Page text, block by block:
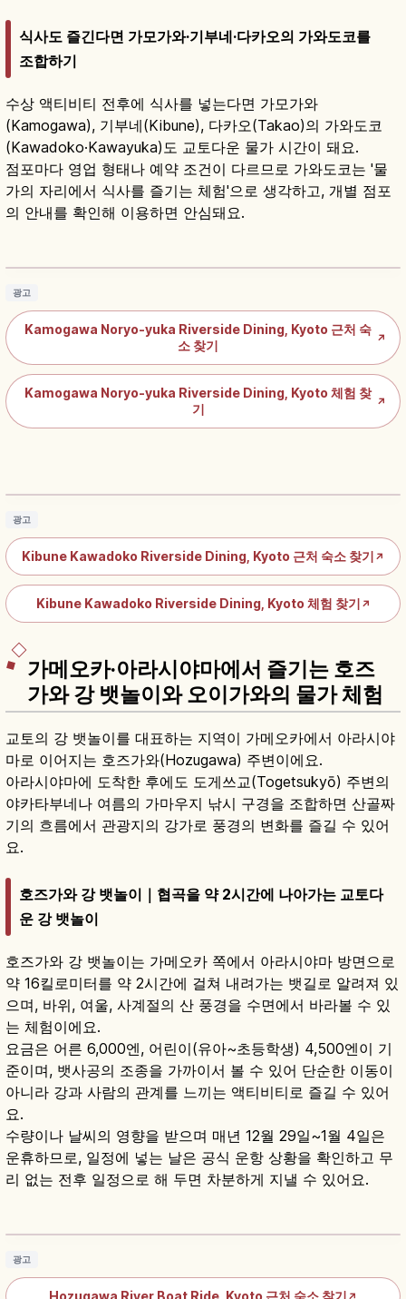
식사도 즐긴다면 가모가와·기부네·다카오의 가와도코를
조합하기
수상 액티비티 전후에 식사를 넣는다면 가모가와
(Kamogawa), 기부네(Kibune), 다카오(Takao)의 가와도코
(Kawadoko·Kawayuka)도 교토다운 물가 시간이 돼요.
점포마다 영업 형태나 예약 조건이 다르므로 가와도코는 '물
가의 자리에서 식사를 즐기는 체험'으로 생각하고, 개별 점포
의 안내를 확인해 이용하면 안심돼요.
가모가와 노료유카란?｜교토 폰토초 강변 여름
광고
Kamogawa Noryo-yuka Riverside Dining, Kyoto 근처 숙
소 찾기
↗
Kamogawa Noryo-yuka Riverside Dining, Kyoto 체험 찾
기
↗
광고
Kibune Kawadoko Riverside Dining, Kyoto 근처 숙소 찾기 ↗
Kibune Kawadoko Riverside Dining, Kyoto 체험 찾기 ↗
가메오카·아라시야마에서 즐기는 호즈
가와 강 뱃놀이와 오이가와의 물가 체험
교토의 강 뱃놀이를 대표하는 지역이 가메오카에서 아라시야
마로 이어지는 호즈가와(Hozugawa) 주변이에요.
아라시야마에 도착한 후에도 도게쓰교(Togetsukyō) 주변의
야카타부네나 여름의 가마우지 낚시 구경을 조합하면 산골짜
기의 흐름에서 관광지의 강가로 풍경의 변화를 즐길 수 있어
요.
호즈가와 강 뱃놀이｜협곡을 약 2시간에 나아가는 교토다
운 강 뱃놀이
호즈가와 강 뱃놀이는 가메오카 쪽에서 아라시야마 방면으로
약 16킬로미터를 약 2시간에 걸쳐 내려가는 뱃길로 알려져 있
으며, 바위, 여울, 사계절의 산 풍경을 수면에서 바라볼 수 있
는 체험이에요.
요금은 어른 6,000엔, 어린이(유아~초등학생) 4,500엔이 기
준이며, 뱃사공의 조종을 가까이서 볼 수 있어 단순한 이동이
아니라 강과 사람의 관계를 느끼는 액티비티로 즐길 수 있어
요.
수량이나 날씨의 영향을 받으며 매년 12월 29일~1월 4일은
운휴하므로, 일정에 넣는 날은 공식 운항 상황을 확인하고 무
리 없는 전후 일정으로 해 두면 차분하게 지낼 수 있어요.
호즈가와 구다리｜교토 아라시야마 16km 전통
광고